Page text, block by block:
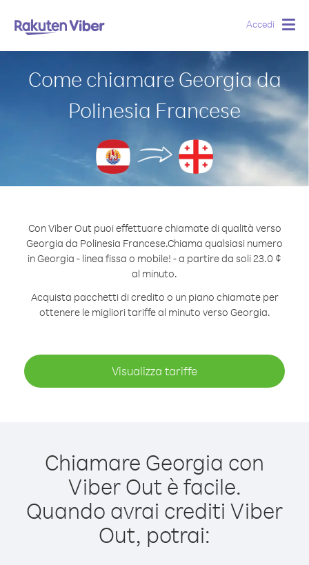
Accedi
Come chiamare Georgia da
Polinesia Francese
Con Viber Out puoi effettuare chiamate di qualità verso
Georgia da Polinesia Francese.Chiama qualsiasi numero
in Georgia - linea fissa o mobile! - a partire da soli 23.0 ¢
al minuto.
Acquista pacchetti di credito o un piano chiamate per
ottenere le migliori tariffe al minuto verso Georgia.
Visualizza tariffe
Chiamare Georgia con
Viber Out è facile.
Quando avrai crediti Viber
Out, potrai: